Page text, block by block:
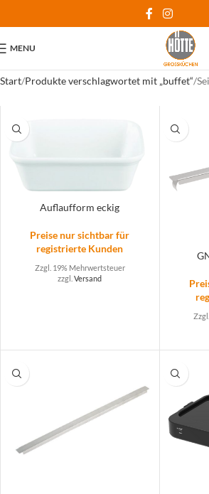
MENU
Start Produkte verschlagwortet mit „buffet“
Auflaufform eckig
Preise nur sichtbar für
registrierte Kunden
Zzgl. 19% Mehrwertsteuer
zzgl.Versand